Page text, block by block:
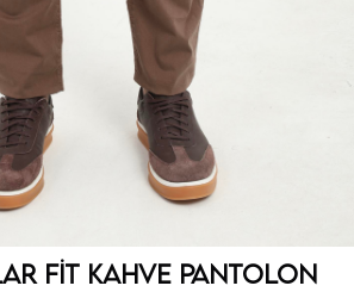
Fit Kahve Pantolon